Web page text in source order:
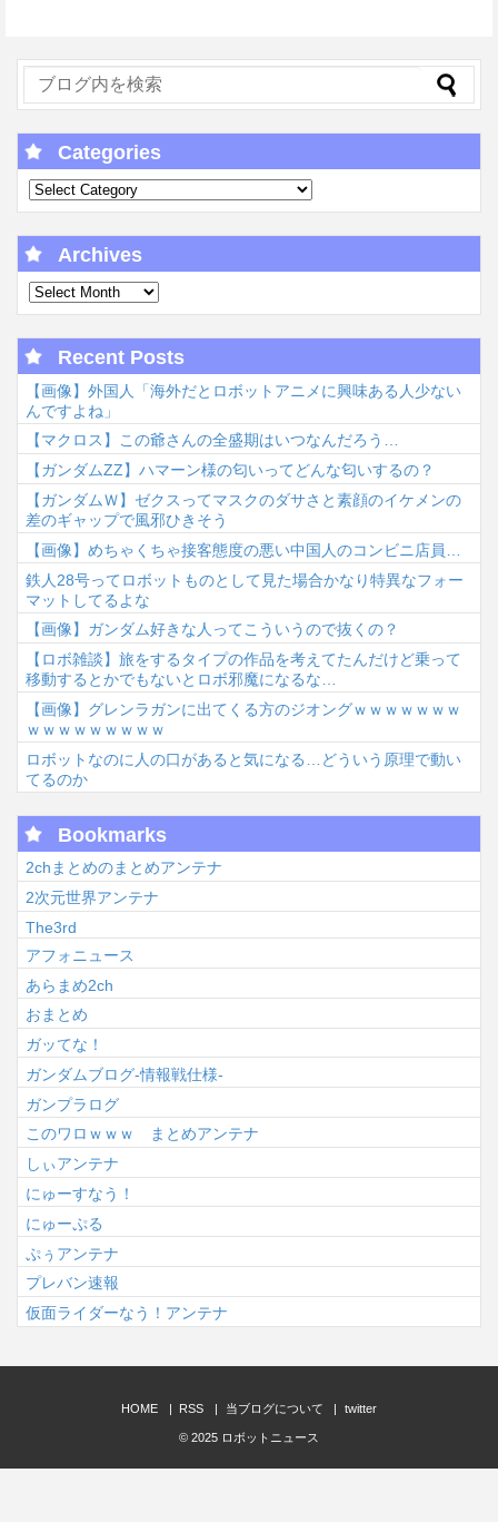
Categories
Archives
Recent Posts
【画像】外国人「海外だとロボットアニメに興味ある人少ない
んですよね」
【マクロス】この爺さんの全盛期はいつなんだろう…
【ガンダムΖΖ】ハマーン様の匂いってどんな匂いするの？
【ガンダムＷ】ゼクスってマスクのダサさと素顔のイケメンの
差のギャップで風邪ひきそう
【画像】めちゃくちゃ接客態度の悪い中国人のコンビニ店員…
鉄人28号ってロボットものとして見た場合かなり特異なフォー
マットしてるよな
【画像】ガンダム好きな人ってこういうので抜くの？
【ロボ雑談】旅をするタイプの作品を考えてたんだけど乗って
移動するとかでもないとロボ邪魔になるな…
【画像】グレンラガンに出てくる方のジオングｗｗｗｗｗｗｗ
ｗｗｗｗｗｗｗｗｗ
ロボットなのに人の口があると気になる…どういう原理で動い
てるのか
Bookmarks
2chまとめのまとめアンテナ
2次元世界アンテナ
The3rd
アフォニュース
あらまめ2ch
おまとめ
ガッてな！
ガンダムブログ-情報戦仕様-
ガンプラログ
このワロｗｗｗ まとめアンテナ
しぃアンテナ
にゅーすなう！
にゅーぷる
ぷぅアンテナ
プレバン速報
仮面ライダーなう！アンテナ
HOME RSS 当ブログについて twitter
© 2025 ロボットニュース